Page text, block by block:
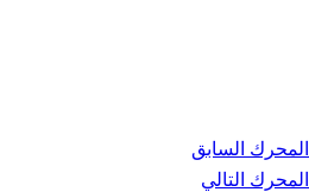
تصفّح
المحرك السابق
المحرك التالي